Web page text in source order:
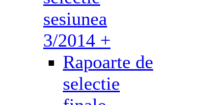
sesiunea
3/2014 +
Rapoarte de
selectie